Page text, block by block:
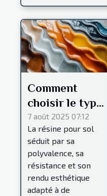
Comment
choisir le type
de résine idéal
pour votre sol
?
7 août 2025 07:12
La résine pour sol
séduit par sa
polyvalence, sa
résistance et son
rendu esthétique
adapté à de